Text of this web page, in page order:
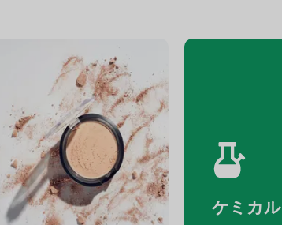
化粧品 ケミカル